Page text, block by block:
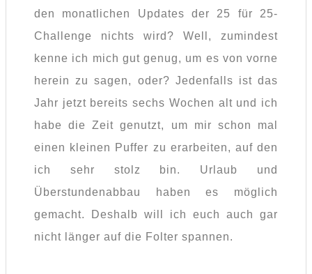
den monatlichen Updates der 25 für 25-
Challenge nichts wird? Well, zumindest
kenne ich mich gut genug, um es von vorne
herein zu sagen, oder? Jedenfalls ist das
Jahr jetzt bereits sechs Wochen alt und ich
habe die Zeit genutzt, um mir schon mal
einen kleinen Puffer zu erarbeiten, auf den
ich sehr stolz bin. Urlaub und
Überstundenabbau haben es möglich
gemacht. Deshalb will ich euch auch gar
nicht länger auf die Folter spannen.